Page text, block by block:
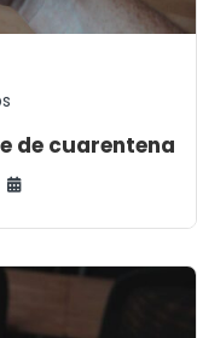
de cuarentena